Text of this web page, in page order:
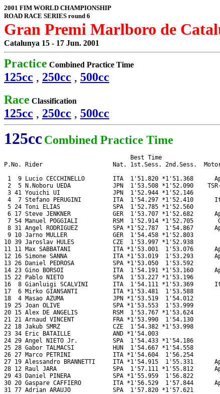
2001 FIM WORLD CHAMPIONSHIP
ROAD RACE SERIES round 6
Gran Premi Marlboro de
Catalunya 15 - 17 Jun. 2001
Practice Combined Practice Time
125cc , 250cc , 500cc
Race Classification
125cc , 250cc , 500cc
125ccCombined Practice Time
                                    Best Time
P.No. Rider                    Nat. 1st.Sess. 2nd.Sess.
1  9 Lucio CECCHINELLO        ITA  1'51.820 *1'51.368
2  5 N.Noboru UEDA            JPN  1'53.508 *1'52.090    TSR-
3 41 Youichi UI               JPN  1'52.944 *1'52.146
4  7 Stefano PERUGINI         ITA  1'54.297 *1'52.410
5 24 Toni ELIAS               SPA  1'52.785 *1'52.560
6 17 Steve JENKNER            GER  1'53.707 *1'52.682
7 54 Manuel POGGIALI          RSM  1'52.914 *1'52.705
8 31 Angel RODRIGUEZ          SPA *1'52.787  1'54.867
9 10 Jarno MULLER             GER  1'54.458 *1'52.803
10 39 Jaroslav HULES           CZE  1'53.997 *1'52.938
11 11 Max SABBATANI            ITA *1'53.001  1'53.076
12 16 Simone SANNA             ITA *1'53.019  1'53.293
13 26 Daniel PEDROSA           SPA *1'53.050  1'53.592
14 23 Gino BORSOI              ITA  1'54.191 *1'53.160
15 22 Pablo NIETO              SPA  1'53.227 *1'53.196
16  8 Gianluigi SCALVINI       ITA  1'54.111 *1'53.369
17  6 Mirko GIANSANTI          ITA *1'53.481  1'53.588
18  4 Masao AZUMA              JPN *1'53.519  1'54.012
19 25 Joan OLIVE               SPA *1'53.553  1'53.999
20 15 Alex DE ANGELIS          RSM  1'53.767 *1'53.624
21 21 Arnaud VINCENT           FRA *1'53.990  1'54.130
22 18 Jakub SMRZ               CZE  1'54.382 *1'53.998
23 34 Eric BATAILLE            AND *1'54.003
24 29 Angel NIETO Jr.          SPA  1'54.433 *1'54.186
25 28 Gabor TALMACSI           HUN  1'54.667 *1'54.558
26 27 Marco PETRINI            ITA *1'54.604  1'56.254
27 19 Alessandro BRANNETTI     ITA *1'54.915  1'55.331
28 12 Raul JARA                SPA  1'57.111 *1'55.812
29 43 Daniel PINERA            SPA *1'55.959  1'56.822
30 20 Gaspare CAFFIERO         ITA *1'56.529  1'57.844
31 77 Adrian ARAUJO            SPA  1'57.820 *1'57.621